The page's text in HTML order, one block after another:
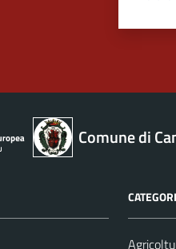
Comune di